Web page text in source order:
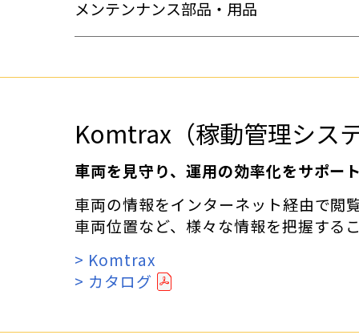
メンテンナンス部品・用品
Komtrax（稼動管理シス
車両を見守り、運用の効率化をサポー
車両の情報をインターネット経由で閲
車両位置など、様々な情報を把握する
> Komtrax
> カタログ